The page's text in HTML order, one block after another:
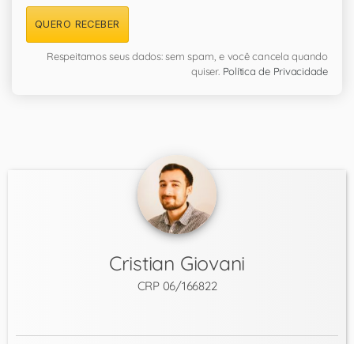
QUERO RECEBER
Respeitamos seus dados: sem spam, e você cancela quando
quiser. Política de Privacidade
Cristian Giovani
CRP 06/166822